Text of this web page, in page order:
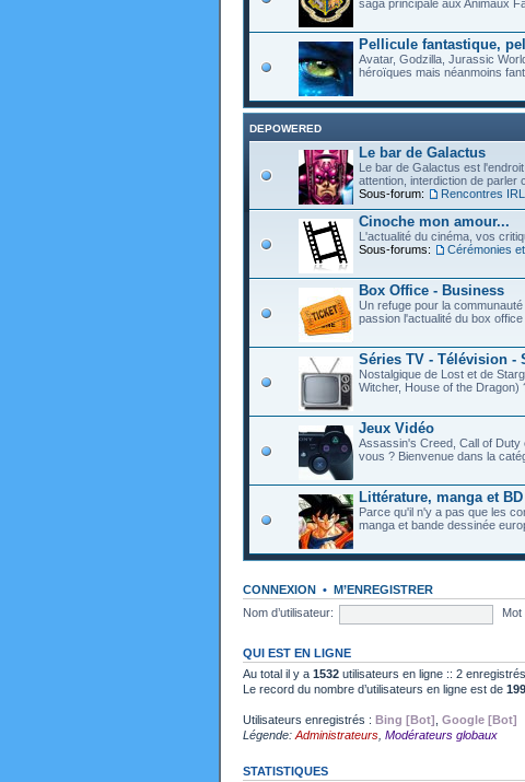
saga principale aux Animaux
Pellicule fantastique,
Avatar, Godzilla, Jurassic
héroïques mais néanmoins
DEPOWERED
Le bar de Galactus
Le bar de Galactus est
attention, interdiction de parler
Sous-forum:
Rencontres
Cinoche mon amour...
L'actualité du cinéma, vos
Sous-forums:
Cérémonies
Box Office - Business
Un refuge pour la
passion l'actualité du box
Séries TV - Télévision -
Nostalgique de Lost et de
Witcher, House of the Dragon)
Jeux Vidéo
Assassin's Creed, Call of
vous ? Bienvenue dans la
Littérature, manga et
Parce qu'il n'y a pas que les
manga et bande dessinée
CONNEXION • M’ENREGISTRER
Nom d’utilisateur:
Mot
QUI EST EN LIGNE
Au total il y a 1532 utilisateurs en ligne :: 2
Le record du nombre d’utilisateurs en ligne est de
Utilisateurs enregistrés : Bing [Bot] Google [Bot]
Légende: Administrateurs Modérateurs globaux
STATISTIQUES